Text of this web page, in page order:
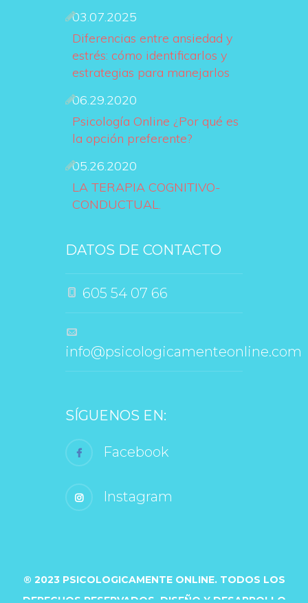
03.07.2025
Diferencias entre ansiedad y
estrés: cómo identificarlos y
estrategias para manejarlo
06.29.2020
Psicología Online ¿Por qué es
la opción preferente?
05.26.2020
LA TERAPIA COGNITIVO-
CONDUCTUAL.
DATOS DE CONTACTO
605 54 07 66
info@psicologicamenteonline.com
SÍGUENOS EN:
Facebook
Instagram
® 2023 PSICOLOGICAMENTE ONLINE. TODOS LOS
DERECHOS RESERVADOS. DISEÑO Y DESARROLLO